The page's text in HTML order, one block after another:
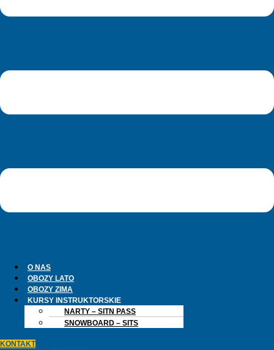
O NAS
OBOZY LATO
OBOZY ZIMA
KURSY INSTRUKTORSKIE
NARTY – SITN PASS
SNOWBOARD – SITS
KONTAKT